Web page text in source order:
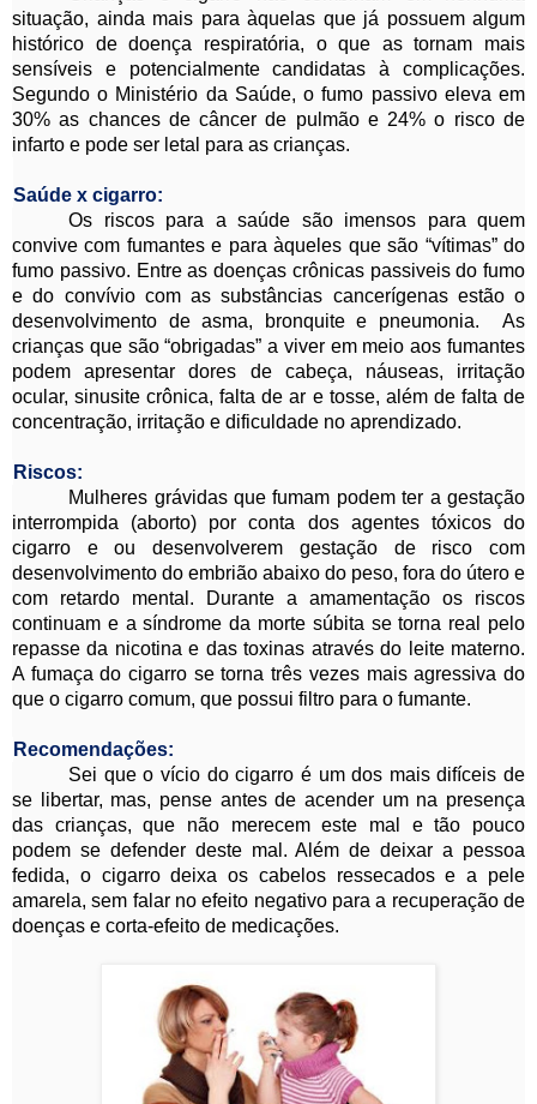
situação, ainda mais para àquelas que já possuem algum
histórico de doença respiratória, o que as tornam mais
sensíveis e potencialmente candidatas à complicações.
Segundo o Ministério da Saúde, o fumo passivo eleva em
30% as chances de câncer de pulmão e 24% o risco de
infarto e pode ser letal para as crianças.
Saúde x cigarro:
Os riscos para a saúde são imensos para quem
convive com fumantes e para àqueles que são “vítimas” do
fumo passivo. Entre as doenças crônicas passiveis do fumo
e do convívio com as substâncias cancerígenas estão o
desenvolvimento de asma, bronquite e pneumonia. As
crianças que são “obrigadas” a viver em meio aos fumantes
podem apresentar dores de cabeça, náuseas, irritação
ocular, sinusite crônica, falta de ar e tosse, além de falta de
concentração, irritação e dificuldade no aprendizado.
Riscos:
Mulheres grávidas que fumam podem ter a gestação
interrompida (aborto) por conta dos agentes tóxicos do
cigarro e ou desenvolverem gestação de risco com
desenvolvimento do embrião abaixo do peso, fora do útero e
com retardo mental. Durante a amamentação os riscos
continuam e a síndrome da morte súbita se torna real pelo
repasse da nicotina e das toxinas através do leite materno.
A fumaça do cigarro se torna três vezes mais agressiva do
que o cigarro comum, que possui filtro para o fumante.
Recomendações:
Sei que o vício do cigarro é um dos mais difíceis de
se libertar, mas, pense antes de acender um na presença
das crianças, que não merecem este mal e tão pouco
podem se defender deste mal. Além de deixar a pessoa
fedida, o cigarro deixa os cabelos ressecados e a pele
amarela, sem falar no efeito negativo para a recuperação de
doenças e corta-efeito de medicações.